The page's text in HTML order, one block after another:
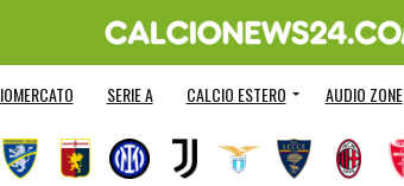
SERIE A CALCIO ESTERO AUDIO ZONE